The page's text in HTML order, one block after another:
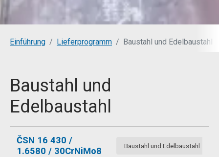
You are here:
Einführung Lieferprogramm Baustahl und Edelbaustahl
Baustahl und
Edelbaustahl
ČSN 16 430 /
1.6580 / 30CrNiMo8
Baustahl und Edelbaustahl